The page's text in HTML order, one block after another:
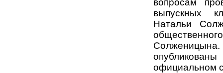
выпускных
Натальи
Солженицына.
официальном